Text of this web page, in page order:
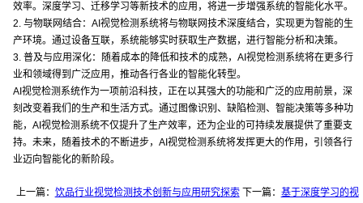
效率。深度学习、迁移学习等新技术的应用，将进一步增强系统的智能化水平。
2. 与物联网结合：AI视觉检测系统将与物联网技术深度结合，实现更为智能的生
产环境。通过设备互联，系统能够实时获取生产数据，进行智能分析和决策。
3. 普及与应用深化：随着成本的降低和技术的成熟，AI视觉检测系统将在更多行
业和领域得到广泛应用，推动各行各业的智能化转型。
AI视觉检测系统作为一项前沿科技，正在以其强大的功能和广泛的应用前景，深
刻改变着我们的生产和生活方式。通过图像识别、缺陷检测、智能决策等多种功
能，AI视觉检测系统不仅提升了生产效率，还为企业的可持续发展提供了重要支
持。未来，随着技术的不断进步，AI视觉检测系统将发挥更大的作用，引领各行
业迈向智能化的新阶段。
上一篇： 饮品行业视觉检测技术创新与应用研究探索下一篇： 基于深度学习的视